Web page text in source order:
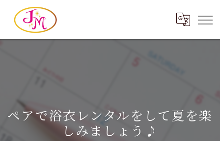
ペアで浴衣レンタルをして夏を楽
しみましょう♪